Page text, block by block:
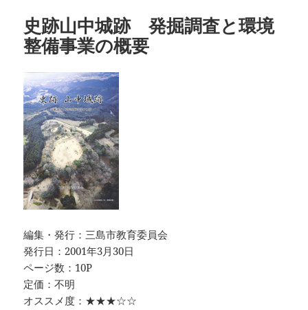
ー
史跡山中城跡 発掘調査と環境
整備事業の概要
編集・発行：三島市教育委員会
発行日：2001年3月30日
ページ数：10P
定価：不明
オススメ度：★★★☆☆